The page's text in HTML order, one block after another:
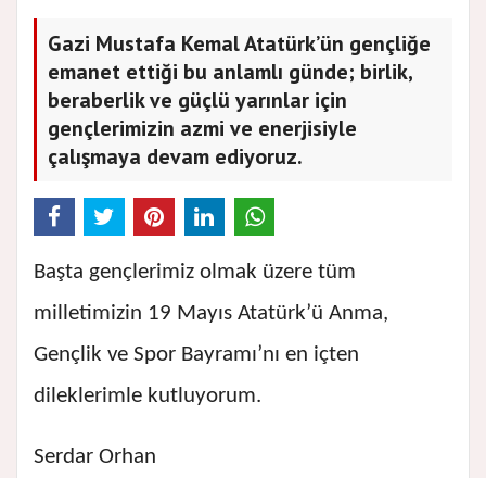
Gazi Mustafa Kemal Atatürk’ün gençliğe
emanet ettiği bu anlamlı günde; birlik,
beraberlik ve güçlü yarınlar için
gençlerimizin azmi ve enerjisiyle
çalışmaya devam ediyoruz.
Başta gençlerimiz olmak üzere tüm
milletimizin 19 Mayıs Atatürk’ü Anma,
Gençlik ve Spor Bayramı’nı en içten
dileklerimle kutluyorum.
Serdar Orhan